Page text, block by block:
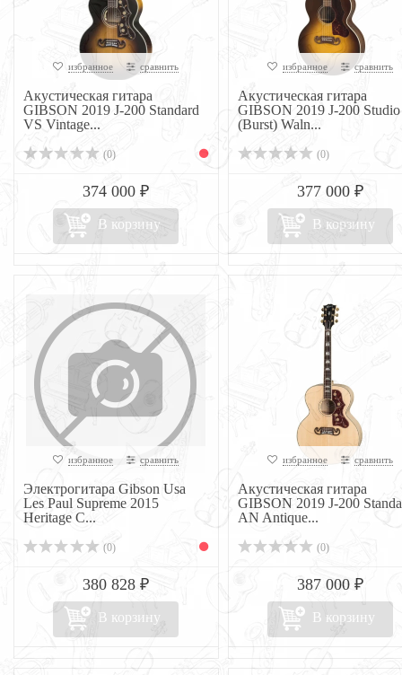
избранное сравнить
Акустическая гитара
GIBSON 2019 J-200 Standard
VS Vintage...
(0)
374 000 ₽
В корзину
избранное сравнить
Акустическая гитара
GIBSON 2019 J-200 Studio
(Burst) Waln...
(0)
377 000 ₽
В корзину
избранное сравнить
Электрогитара Gibson Usa
Les Paul Supreme 2015
Heritage C...
(0)
380 828 ₽
В корзину
избранное сравнить
Акустическая гитара
GIBSON 2019 J-200
AN Antique...
(0)
387 000 ₽
В корзину